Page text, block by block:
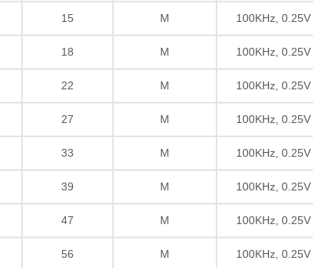
15 M 100KHz, 0.25V
18 M 100KHz, 0.25V
22 M 100KHz, 0.25V
27 M 100KHz, 0.25V
33 M 100KHz, 0.25V
39 M 100KHz, 0.25V
47 M 100KHz, 0.25V
56 M 100KHz, 0.25V